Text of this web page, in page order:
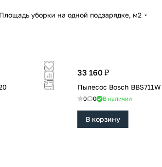
Площадь уборки на одной подзарядке, м2
33 160 ₽
Пылесос Bosch BBS711W
0 0 В наличии
В корзину